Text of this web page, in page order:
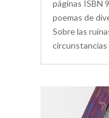
páginas ISBN
poemas de
Sobre las